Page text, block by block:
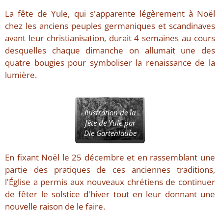
La fête de Yule, qui s'apparente légèrement à Noël
chez les anciens peuples germaniques et scandinaves
avant leur christianisation, durait 4 semaines au cours
desquelles chaque dimanche on allumait une des
quatre bougies pour symboliser la renaissance de la
lumière.
Ilustration de la
fête de Yule par
Die Gartenlaube
En fixant Noël le 25 décembre et en rassemblant une
partie des pratiques de ces anciennes traditions,
l'Église a permis aux nouveaux chrétiens de continuer
de fêter le solstice d'hiver tout en leur donnant une
nouvelle raison de le faire.